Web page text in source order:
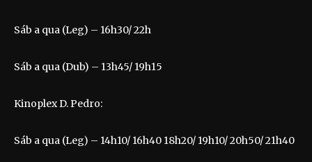
Sáb a qua (Leg) – 16h30/ 22h
Sáb a qua (Dub) – 13h45/ 19h15
Kinoplex D. Pedro:
Sáb a qua (Leg) – 14h10/ 16h40 18h20/ 19h10/ 20h50/ 21h40